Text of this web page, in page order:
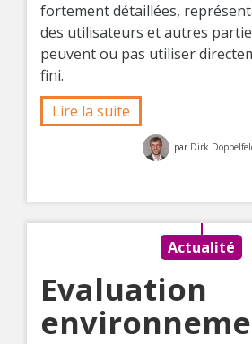
fortement détaillées,
des utilisateurs et autres
peuvent ou pas utiliser
fini.
Lire la suite
par Dirk
Actualité
Evaluation